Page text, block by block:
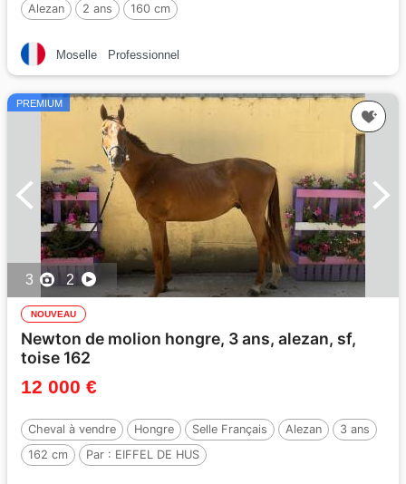
Alezan
2 ans 160 cm
Moselle Professionnel
PREMIUM
3 2
NOUVEAU
Newton de molion hongre, 3 ans, alezan, sf,
toise 162
12 000 €
Cheval à vendre Hongre Selle Français Alezan
3 ans
162 cm
Par : EIFFEL DE HUS